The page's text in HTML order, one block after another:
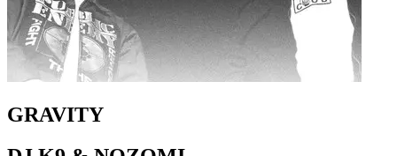
GRAVITY